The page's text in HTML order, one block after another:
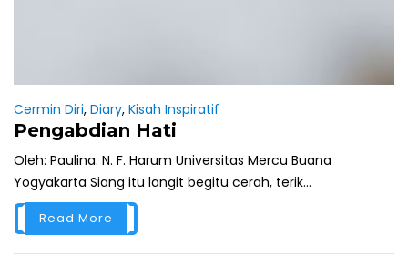
Cermin Diri, Diary, Kisah Inspiratif
Pengabdian Hati
Oleh: Paulina. N. F. Harum Universitas Mercu Buana
Yogyakarta Siang itu langit begitu cerah, terik...
Read More